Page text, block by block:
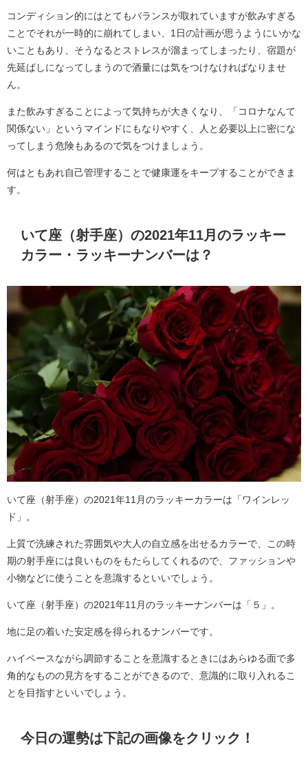
コンディション的にはとてもバランスが取れていますが飲みすぎる
ことでそれが一時的に崩れてしまい、1日の計画が思うようにいかな
いこともあり、そうなるとストレスが溜まってしまったり、宿題が
先延ばしになってしまうので酒量には気をつけなければなりませ
ん。
また飲みすぎることによって気持ちが大きくなり、「コロナなんて
関係ない」というマインドにもなりやすく、人と必要以上に密にな
ってしまう危険もあるので気をつけましょう。
何はともあれ自己管理することで健康運をキープすることができま
す。
いて座（射手座）の2021年11月のラッキー
カラー・ラッキーナンバーは？
いて座（射手座）の2021年11月のラッキーカラーは「ワインレッ
ド」。
上質で洗練された雰囲気や大人の自立感を出せるカラーで、この時
期の射手座には良いものをもたらしてくれるので、ファッションや
小物などに使うことを意識するといいでしょう。
いて座（射手座）の2021年11月のラッキーナンバーは「５」。
地に足の着いた安定感を得られるナンバーです。
ハイペースながら調節することを意識するときにはあらゆる面で多
角的なものの見方をすることができるので、意識的に取り入れるこ
とを目指すといいでしょう。
今日の運勢は下記の画像をクリック！